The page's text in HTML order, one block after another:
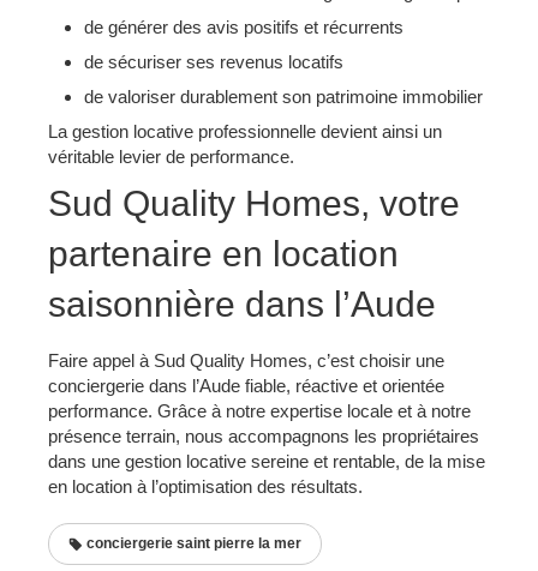
de générer des avis positifs et récurrents
de sécuriser ses revenus locatifs
de valoriser durablement son patrimoine immobilier
La gestion locative professionnelle devient ainsi un
véritable levier de performance.
Sud Quality Homes, votre
partenaire en location
saisonnière dans l’Aude
Faire appel à Sud Quality Homes, c’est choisir une
conciergerie dans l’Aude fiable, réactive et orientée
performance. Grâce à notre expertise locale et à notre
présence terrain, nous accompagnons les propriétaires
dans une gestion locative sereine et rentable, de la mise
en location à l’optimisation des résultats.
conciergerie saint pierre la mer